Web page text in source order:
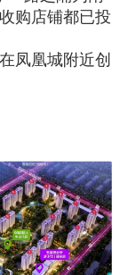
购店铺都已投
凤凰城附近创